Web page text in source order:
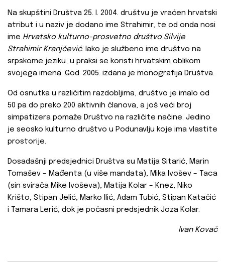
Na skupštini Društva 25. I. 2004. društvu je vraćen hrvatski
atribut i u naziv je dodano ime Strahimir, te od onda nosi
ime Hrvatsko kulturno-prosvetno društvo Silvije
Strahimir Kranjčević. Iako je službeno ime društvo na
srpskome jeziku, u praksi se koristi hrvatskim oblikom
svojega imena. God. 2005. izdana je monografija Društva.
Od osnutka u različitim razdobljima, društvo je imalo od
50 pa do preko 200 aktivnih članova, a još veći broj
simpatizera pomaže Društvo na različite načine. Jedino
je seosko kulturno društvo u Podunavlju koje ima vlastite
prostorije.
Dosadašnji predsjednici Društva su Matija Sitarić, Marin
Tomašev – Mađenta (u više mandata), Mika Ivošev – Taca
(sin svirača Mike Ivoševa), Matija Kolar – Knez, Niko
Krišto, Stipan Jelić, Marko Ilić, Adam Tubić, Stipan Katačić
i Tamara Lerić, dok je počasni predsjednik Joza Kolar.
Ivan Kovač